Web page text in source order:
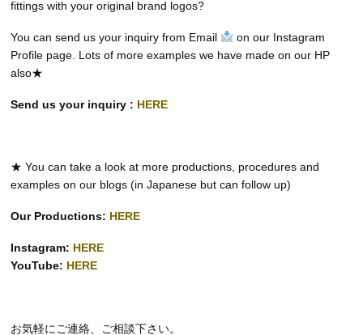
fittings with your original brand logos?
You can send us your inquiry from Email
on our Instagram
Profile page. Lots of more examples we have made on our HP
also★
Send us your inquiry : HERE
★ You can take a look at more productions, procedures and
examples on our blogs (in Japanese but can follow up)
Our Productions: HERE
Instagram: HERE
YouTube: HERE
お気軽にご連絡、ご相談下さい。